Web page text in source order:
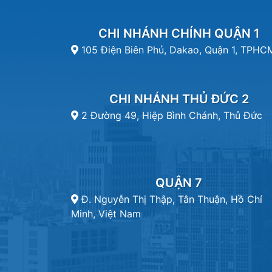
CHI NHÁNH CHÍNH QUẬN 1
105 Điện Biên Phủ, Dakao, Quận 1,
CHI NHÁNH THỦ ĐỨC 2
2 Đường 49, Hiệp Bình Chánh, Thủ Đức
QUẬN 7
Đ. Nguyễn Thị Thập, Tân Thuận, Hồ Chí
Minh, Việt Nam